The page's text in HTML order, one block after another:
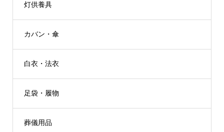
灯供養具
カバン・傘
白衣・法衣
足袋・履物
葬儀用品